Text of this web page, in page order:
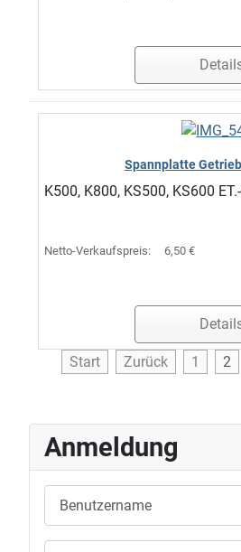
Spannplatte
K500, K800, KS500, KS600
Netto-Verkaufspreis: 6,50 €
Start Zurück 1 2
Anmeldung